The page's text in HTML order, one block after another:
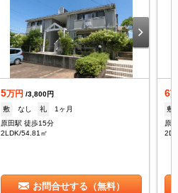
5万円 /3,800円
敷
なし 礼
1ヶ月
原田駅 徒歩15分
2LDK/54.81㎡
お問合せする（無料）
6
敷
原